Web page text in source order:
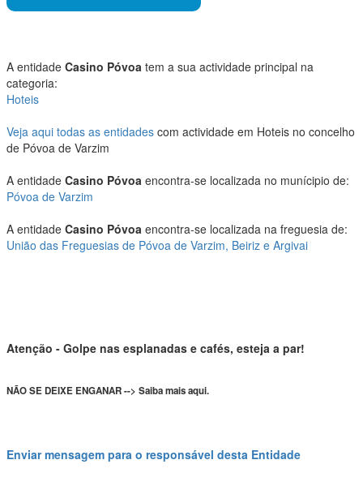
A entidade Casino Póvoa tem a sua actividade principal na
categoria:
Hoteis
Veja aqui todas as entidades com actividade em Hoteis no concelho
de Póvoa de Varzim
A entidade Casino Póvoa encontra-se localizada no munícipio de:
Póvoa de Varzim
A entidade Casino Póvoa encontra-se localizada na freguesia de:
União das Freguesias de Póvoa de Varzim, Beiriz e Argivai
Atenção - Golpe nas esplanadas e cafés, esteja a par!
NÃO SE DEIXE ENGANAR --> Saiba mais aqui.
Enviar mensagem para o responsável desta Entidade